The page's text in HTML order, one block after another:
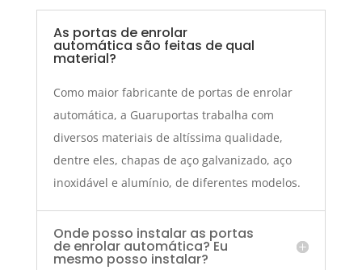
As portas de enrolar
automática são feitas de qual
material?
Como maior fabricante de portas de enrolar
automática, a Guaruportas trabalha com
diversos materiais de altíssima qualidade,
dentre eles, chapas de aço galvanizado, aço
inoxidável e alumínio, de diferentes modelos.
Onde posso instalar as portas
de enrolar automática? Eu
mesmo posso instalar?